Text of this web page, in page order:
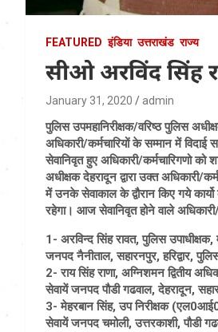
FEATURED इंडिया उत्तराखंड राज्य
सीओ अरविंद सिंह
January 31, 2020 admin
पुलिस उपमहानिरीक्षक/वरिष्ठ पुलिस
अधिकारी/कर्मचारियों के सम्मान में विदाई
सेवानिवृत हुए अधिकारी/कर्मचारिगणो को
अधीक्षक देहरादून द्वारा उक्त अधिकारी/
में उनके सेवाकाल के द्वौरान किए गये
रहेगा। आज सेवानिवृत होने वाले
1- अरविन्द सिंह रावत, पुलिस
जनपद नैनीताल, सहारनपुर, हरिद्वार,
2- राय सिंह राणा, अग्निशमन द्वितीय
सेवायें जनपद पौडी गढवाल, देहरादून,
3- मेहरबान सिंह, उप निरीक्षक
सेवायें जनपद चमोली, उत्तरकाशी, पौडी